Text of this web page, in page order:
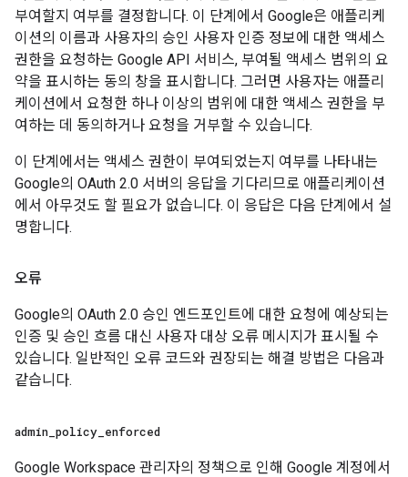
부여할지 여부를 결정합니다. 이 단계에서 Google은 애플리케
이션의 이름과 사용자의 승인 사용자 인증 정보에 대한 액세스
권한을 요청하는 Google API 서비스, 부여될 액세스 범위의 요
약을 표시하는 동의 창을 표시합니다. 그러면 사용자는 애플리
케이션에서 요청한 하나 이상의 범위에 대한 액세스 권한을 부
여하는 데 동의하거나 요청을 거부할 수 있습니다.
이 단계에서는 액세스 권한이 부여되었는지 여부를 나타내는
Google의 OAuth 2.0 서버의 응답을 기다리므로 애플리케이션
에서 아무것도 할 필요가 없습니다. 이 응답은 다음 단계에서 설
명합니다.
오류
Google의 OAuth 2.0 승인 엔드포인트에 대한 요청에 예상되는
인증 및 승인 흐름 대신 사용자 대상 오류 메시지가 표시될 수
있습니다. 일반적인 오류 코드와 권장되는 해결 방법은 다음과
같습니다.
admin policy enforced
Google Workspace 관리자의 정책으로 인해 Google 계정에서